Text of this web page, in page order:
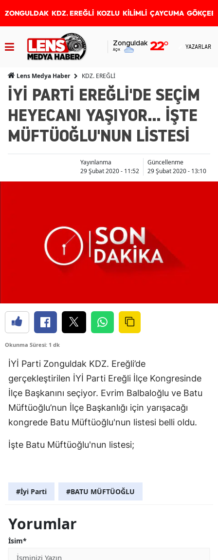
ZONGULDAK KDZ. EREĞLİ KOZLU KİLİMLİ ÇAYCUMA
Zonguldak
Açık 22° YAZARLAR
Lens Medya Haber KDZ. EREĞLİ
İYİ PARTİ EREĞLİ'DE SEÇİM
HEYECANI YAŞIYOR... İŞTE
MÜFTÜOĞLU'NUN LİSTESİ
Yayınlanma
29 Şubat 2020 - 11:52
Güncellenme
29 Şubat 2020 - 13:10
Okunma Süresi: 1 dk
İYİ Parti Zonguldak KDZ. Ereğli’de
gerçekleştirilen İYİ Parti Ereğli İlçe Kongresinde
İlçe Başkanını seçiyor. Evrim Balbaloğlu ve Batu
Müftüoğlu’nun İlçe Başkanlığı için yarışacağı
kongrede Batu Müftüoğlu'nun listesi belli oldu.
İşte Batu Müftüoğlu'nun listesi;
#İyi Parti #BATU MÜFTÜOĞLU
Yorumlar
İsim*